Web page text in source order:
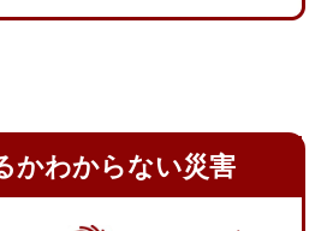
かわからない災害